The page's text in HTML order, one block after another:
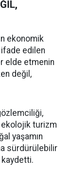
ekonomik
ifade edilen
elde etmenin
değil,
ekolojik turizm
yaşamın
sürdürülebilir